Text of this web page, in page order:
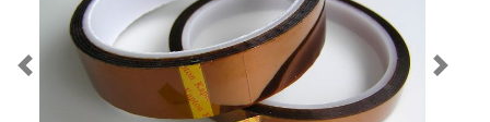
Previous Next